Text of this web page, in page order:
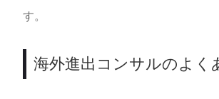
す。
海外進出コンサルのよく